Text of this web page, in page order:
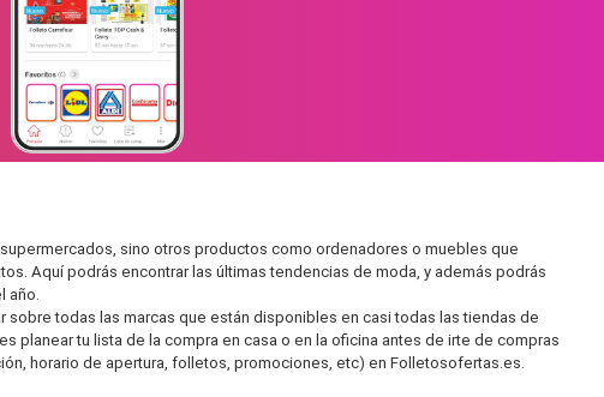
sino otros productos como ordenadores o muebles que
Aquí podrás encontrar las últimas tendencias de moda, y además podrás
año.
todas las marcas que están disponibles en casi todas las tiendas de
planear tu lista de la compra en casa o en la oficina antes de irte de compras
horario de apertura, folletos, promociones, etc) en Folletosofertas.es.